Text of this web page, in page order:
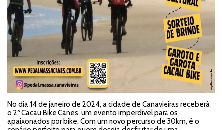
No dia 14 de janeiro de 2024, a cidade de Canavieiras receberá
o 2º Cacau Bike Canes, um evento imperdível para os
apaixonados por bike. Com um novo percurso de 30km, é o